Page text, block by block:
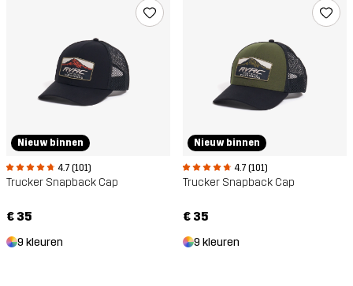
Nieuw binnen
4.7 (101)
Trucker Snapback Cap
€ 35
9 kleuren
Nieuw binnen
4.7 (101)
Trucker Snapback Cap
€ 35
9 kleuren